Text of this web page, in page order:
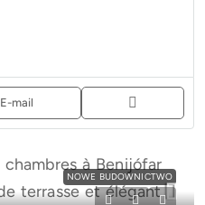
E-mail
NOWE BUDOWNICTWO